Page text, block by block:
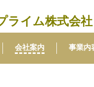
ライム株式会社
会社案内 事業内